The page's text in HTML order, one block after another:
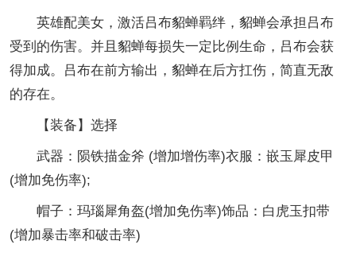
英雄配美女，激活吕布貂蝉羁绊，貂蝉会承担吕布
受到的伤害。并且貂蝉每损失一定比例生命，吕布会获
得加成。吕布在前方输出，貂蝉在后方扛伤，简直无敌
的存在。
【装备】选择
武器：陨铁描金斧 (增加增伤率)衣服：嵌玉犀皮甲
(增加免伤率);
帽子：玛瑙犀角盔(增加免伤率)饰品：白虎玉扣带
(增加暴击率和破击率)